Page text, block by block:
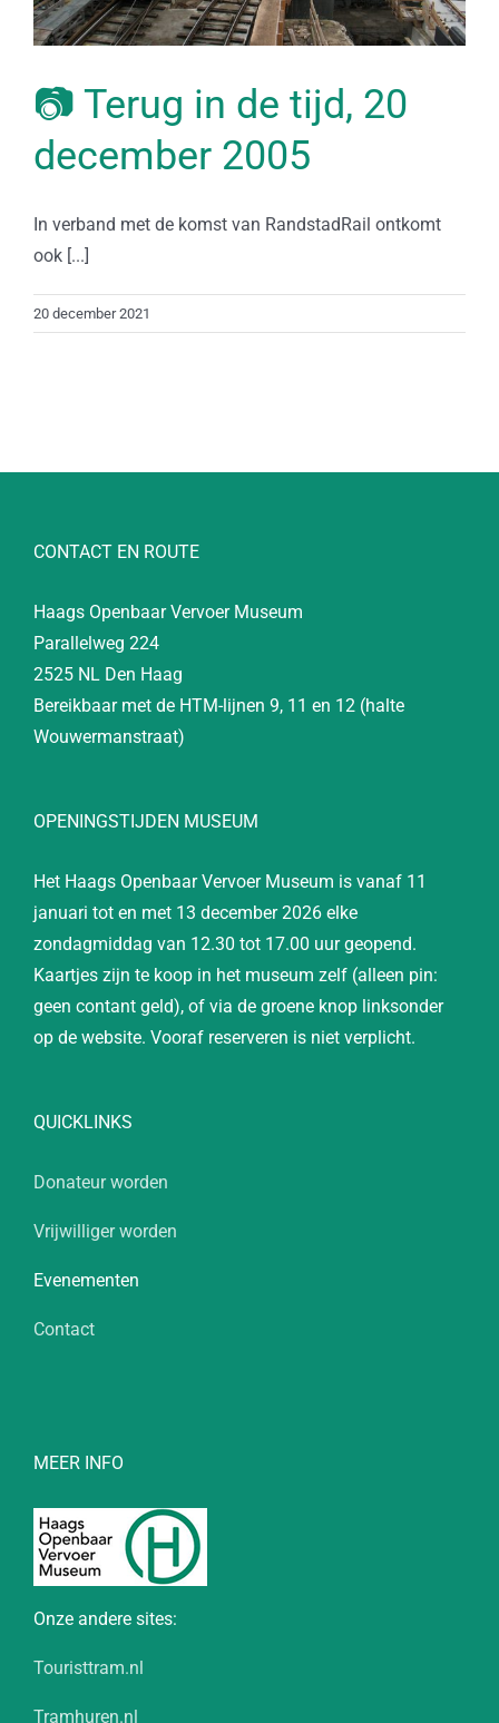
📷 Terug in de tijd, 20
december 2005
In verband met de komst van RandstadRail ontkomt
ook [...]
20 december 2021
CONTACT EN ROUTE
Haags Openbaar Vervoer Museum
Parallelweg 224
2525 NL Den Haag
Bereikbaar met de HTM-lijnen 9, 11 en 12 (halte
Wouwermanstraat)
OPENINGSTIJDEN MUSEUM
Het Haags Openbaar Vervoer Museum is vanaf 11
januari tot en met 13 december 2026 elke
zondagmiddag van 12.30 tot 17.00 uur geopend.
Kaartjes zijn te koop in het museum zelf (alleen pin:
geen contant geld), of via de groene knop linksonder
op de website. Vooraf reserveren is niet verplicht.
QUICKLINKS
Donateur worden
Vrijwilliger worden
Evenementen
Contact
MEER INFO
Onze andere sites:
Touristtram.nl
Tramhuren.nl